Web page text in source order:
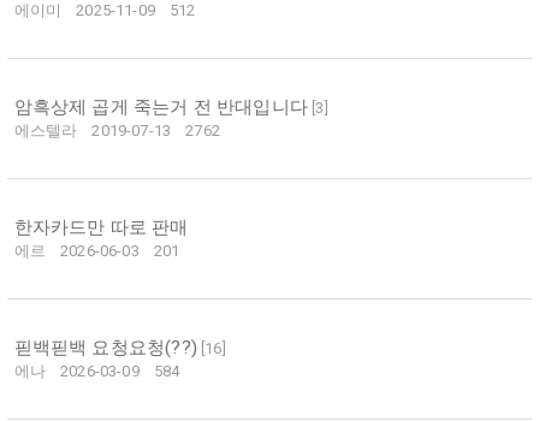
에이미
2025-11-09 512
암흑상제 곱게 죽는거 전 반대입니다 [3
에스텔라
2019-07-13 2762
한자카드만 따로 판매
에르 2026-06-03 201
핃백핃백 요청요청(??) 16
에나
2026-03-09 584